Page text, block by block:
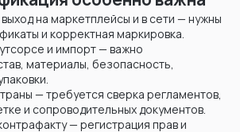
выход на маркетплейсы и в сети — нужны
и корректная маркировка.
и импорт — важно
материалы, безопасность,
— требуется сверка регламентов,
и сопроводительных документов.
— регистрация прав и